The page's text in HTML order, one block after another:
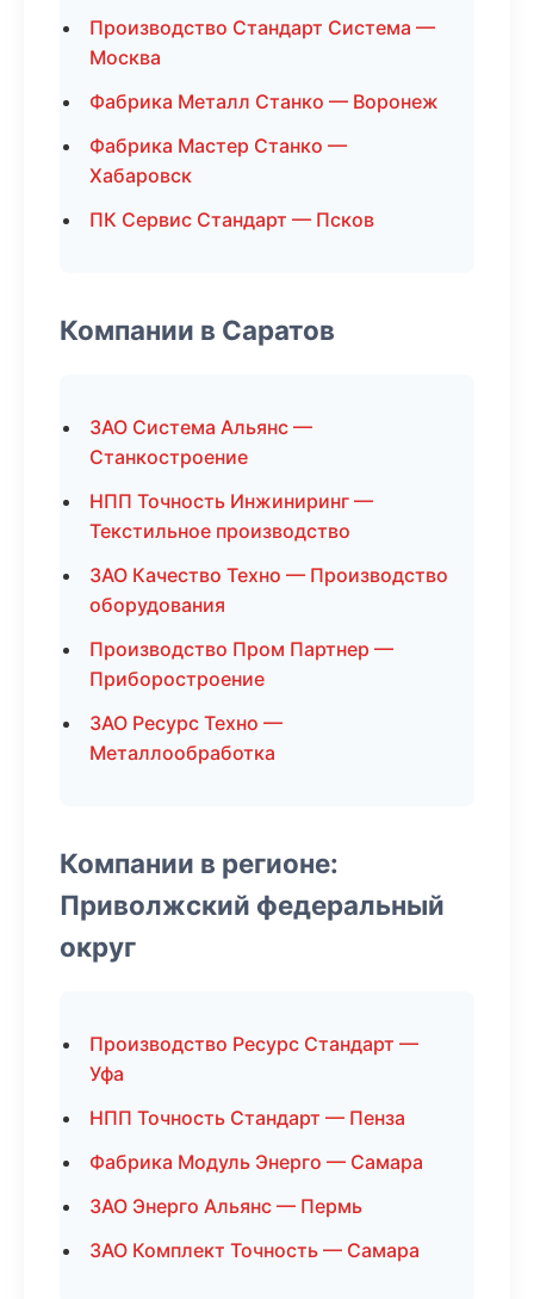
Производство Стандарт Система —
Москва
Фабрика Металл Станко — Воронеж
Фабрика Мастер Станко —
Хабаровск
ПК Сервис Стандарт — Псков
Компании в Саратов
ЗАО Система Альянс —
Станкостроение
НПП Точность Инжиниринг —
Текстильное производство
ЗАО Качество Техно — Производство
оборудования
Производство Пром Партнер —
Приборостроение
ЗАО Ресурс Техно —
Металлообработка
Компании в регионе:
Приволжский федеральный
округ
Производство Ресурс Стандарт —
Уфа
НПП Точность Стандарт — Пенза
Фабрика Модуль Энерго — Самара
ЗАО Энерго Альянс — Пермь
ЗАО Комплект Точность — Самара